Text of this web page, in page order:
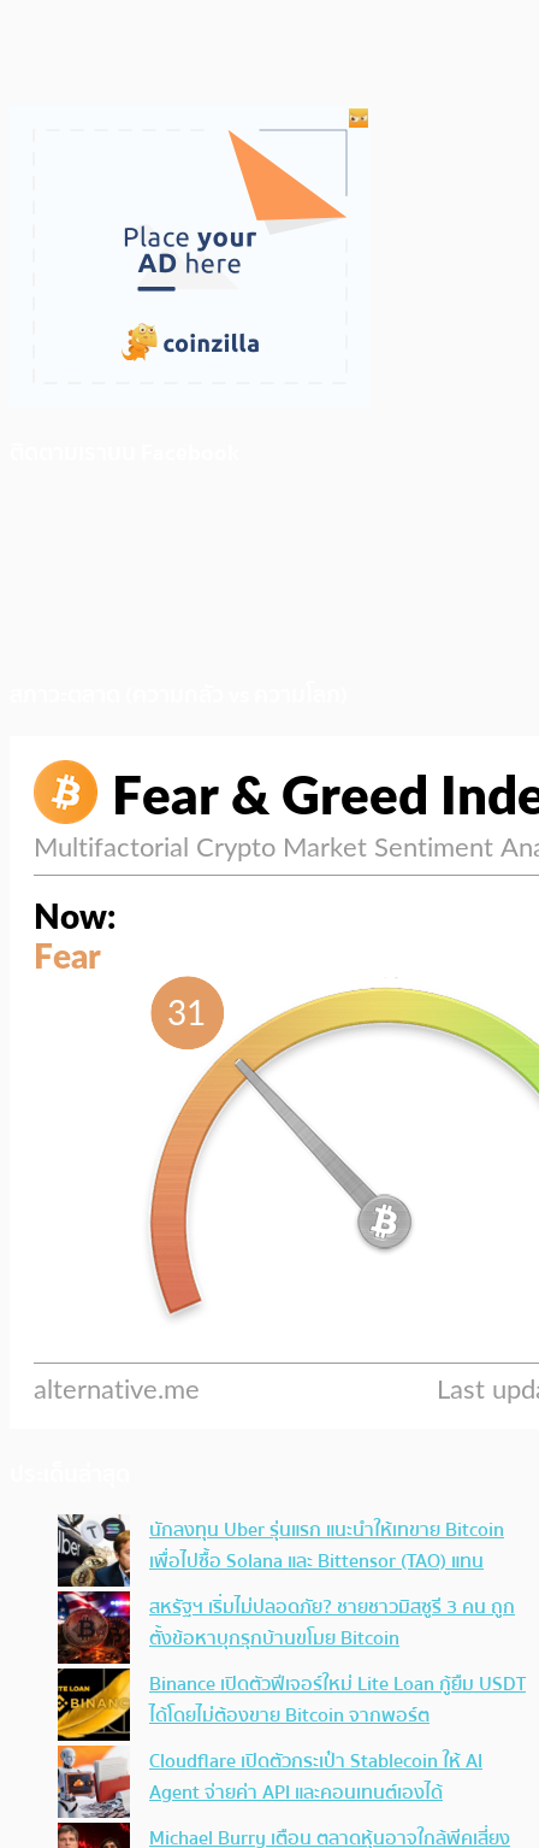
นักลงทุน Uber รุ่นแรก แนะนำให้เทขาย Bitcoin
เพื่อไปซื้อ Solana และ Bittensor (TAO) แทน
สหรัฐฯ เริ่มไม่ปลอดภัย? ชายชาวมิสซูรี 3 คน ถูก
ตั้งข้อหาบุกรุกบ้านขโมย Bitcoin
Binance เปิดตัวฟีเจอร์ใหม่ Lite Loan กู้ยืม USDT
ได้โดยไม่ต้องขาย Bitcoin จากพอร์ต
Cloudflare เปิดตัวกระเป๋า Stablecoin ให้ AI
Agent จ่ายค่า API และคอนเทนต์เองได้
Michael Burry เตือน ตลาดหุ้นอาจใกล้พีคเสี่ยง